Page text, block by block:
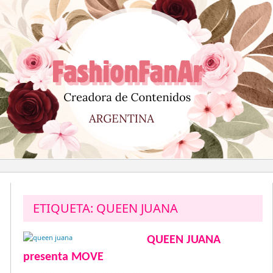
al
contenido
ETIQUETA: QUEEN JUANA
QUEEN JUANA
presenta MOVE